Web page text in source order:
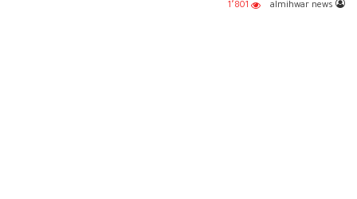
almihwar news 1٬801